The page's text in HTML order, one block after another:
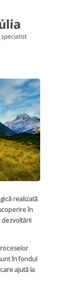
realizată
în
dezvoltării
în fondul
ajută la